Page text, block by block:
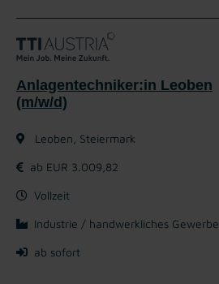
Anlagentechniker:in Leoben
(m/w/d)
Leoben, Steiermark
ab EUR 3.009,82
Vollzeit
Industrie / handwerkliches Gewerbe
ab sofort